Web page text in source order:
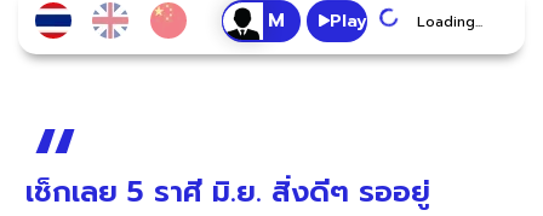
Play Loading...
เช็กเลย 5 ราศี มิ.ย. สิ่งดีๆ รออยู่